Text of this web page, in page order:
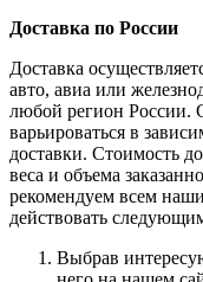
Доставка по России
Доставка
авто, авиа или
любой регион России.
варьироваться в
доставки. Стоимость
веса и объема
рекомендуем всем
действовать
Выбрав